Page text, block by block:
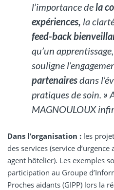
l’importance de la
expériences, la
feed-back
qu’un
souligne
partenairesdans
pratiques de soin. »
MAGNOULOUX
Dans l’organisation : les
des services (service
agent hôtelier). Les exemples
participation au Groupe
Proches aidants (GIPP) lors la